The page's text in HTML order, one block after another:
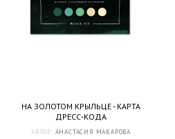
НА ЗОЛОТОМ КРЫЛЬЦЕ - КАРТА
ДРЕСС-КОДА
АВТОР: АНАСТАСИЯ МАКАРОВА